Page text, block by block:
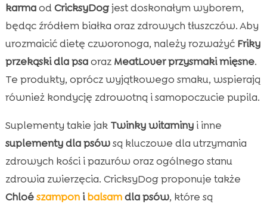
karmaodCricksyDogjest doskonałym wyborem,
będąc źródłem białka oraz zdrowych tłuszczów. Aby
urozmaicić dietę czworonoga, należy rozważyć Friky
przekąski dla psaoraz MeatLover przysmaki mięsne.
Te produkty, oprócz wyjątkowego smaku, wspierają
również kondycję zdrowotną i samopoczucie pupila.
Suplementy takie jak Twinky witaminyi inne
suplementy dla psówsą kluczowe dla utrzymania
zdrowych kości i pazurów oraz ogólnego stanu
zdrowia zwierzęcia. CricksyDog proponuje także
Chloészamponibalsamdla psów, które są